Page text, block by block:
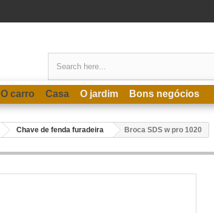
O carro Casa O jardim Bons negócios
Chave de fenda furadeira Broca SDS w pro 1020